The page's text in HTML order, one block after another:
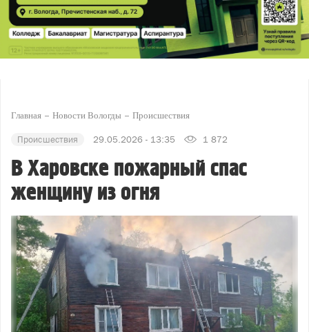
Главная Новости Вологды Происшествия
Происшествия 29.05.2026 - 13:35 1 872
В Харовске пожарный спас
женщину из огня